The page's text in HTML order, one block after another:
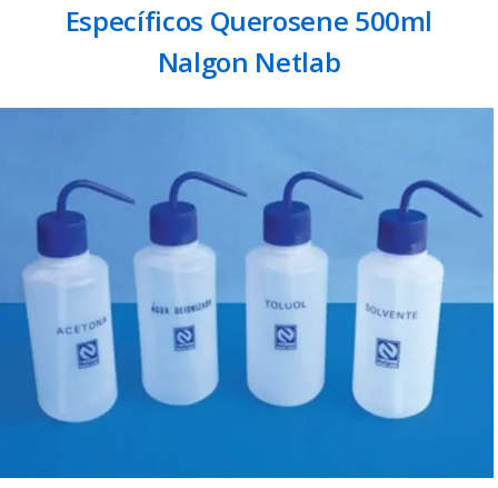
Específicos Querosene 500ml
Nalgon Netlab